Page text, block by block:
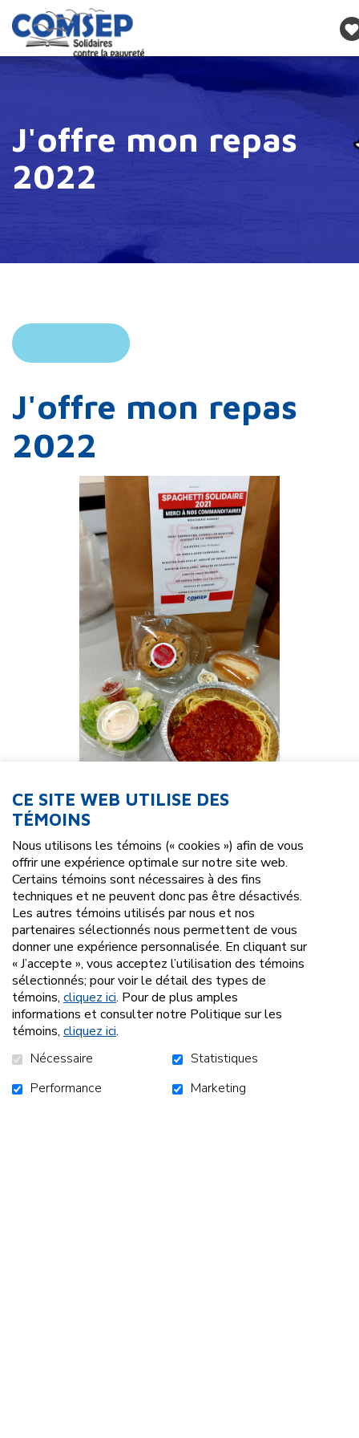
J'offre mon repas
2022
J'offre mon repas
2022
25,00 $
25,00 $ - J'offre mon dîner à un participant de
COMSEP
AJOUTER AU PANIER
CE SITE WEB UTILISE DES
TÉMOINS
Nous utilisons les témoins (« cookies ») afin de vous
offrir une expérience optimale sur notre site web.
Certains témoins sont nécessaires à des fins
techniques et ne peuvent donc pas être désactivés.
Les autres témoins utilisés par nous et nos
partenaires sélectionnés nous permettent de vous
donner une expérience personnalisée. En cliquant sur
« J’accepte », vous acceptez l’utilisation des témoins
sélectionnés; pour voir le détail des types de
témoins, cliquez ici. Pour de plus amples
informations et consulter notre Politique sur les
témoins, cliquez ici.
Nécessaire
Statistiques
Performance
Marketing